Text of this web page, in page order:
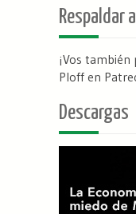
Respaldar
¡Vos también
Ploff en
Descargas